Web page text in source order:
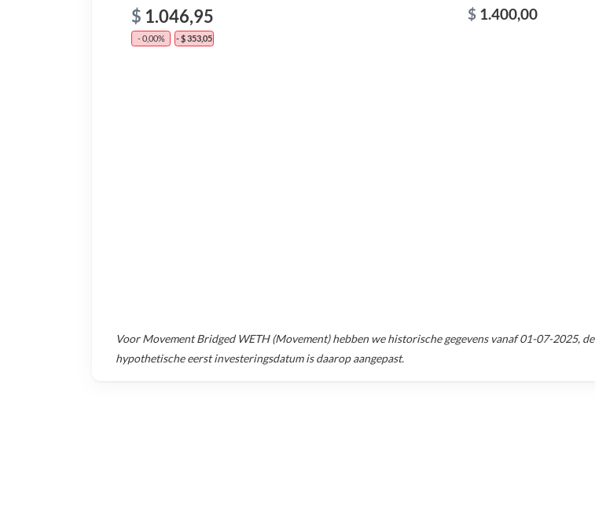
$ 1.046,95
- 0,00% - $ 353,05
$ 1.400,00
VoorMovement Bridged WETH (Movement)hebben we historische gegevens vanaf01-07-2025, de
hypothetische eerst investeringsdatum is daarop aangepast.